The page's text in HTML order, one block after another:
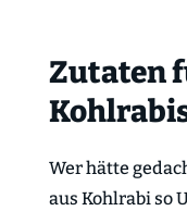
Zutaten
Wer hätte
aus Kohlrabi so